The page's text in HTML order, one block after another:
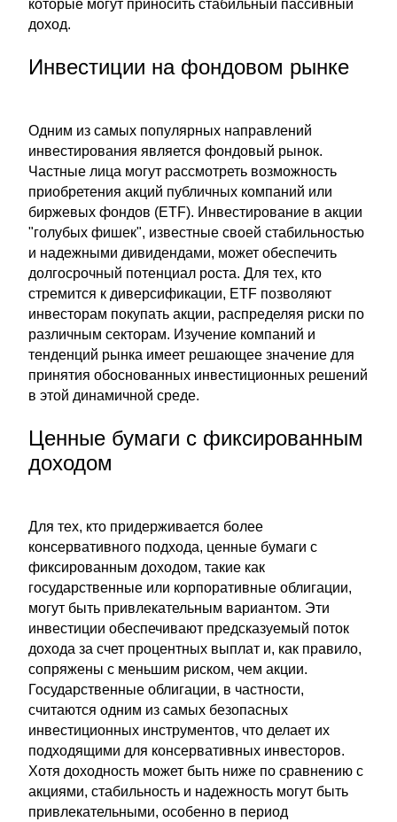
которые могут приносить стабильный пассивный
доход.
Инвестиции на фондовом рынке
Одним из самых популярных направлений
инвестирования является фондовый рынок.
Частные лица могут рассмотреть возможность
приобретения акций публичных компаний или
биржевых фондов (ETF). Инвестирование в акции
"голубых фишек", известные своей стабильностью
и надежными дивидендами, может обеспечить
долгосрочный потенциал роста. Для тех, кто
стремится к диверсификации, ETF позволяют
инвесторам покупать акции, распределяя риски по
различным секторам. Изучение компаний и
тенденций рынка имеет решающее значение для
принятия обоснованных инвестиционных решений
в этой динамичной среде.
Ценные бумаги с фиксированным
доходом
Для тех, кто придерживается более
консервативного подхода, ценные бумаги с
фиксированным доходом, такие как
государственные или корпоративные облигации,
могут быть привлекательным вариантом. Эти
инвестиции обеспечивают предсказуемый поток
дохода за счет процентных выплат и, как правило,
сопряжены с меньшим риском, чем акции.
Государственные облигации, в частности,
считаются одним из самых безопасных
инвестиционных инструментов, что делает их
подходящими для консервативных инвесторов.
Хотя доходность может быть ниже по сравнению с
акциями, стабильность и надежность могут быть
привлекательными, особенно в период